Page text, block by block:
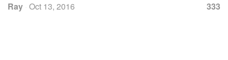
Ray Oct 13, 2016 333